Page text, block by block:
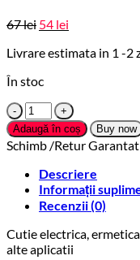
67lei Prețul
a
67 lei.
54 lei
este:
Livrare estimata in 1 -2
În stoc
Cantitate
Cutie
electrica,
ermetica
cu
12
conectori
pentru
remorci
sau
Adaugă în coș Buy now
Schimb /Retur
Descriere
Informații
Recenzii (0)
Cutie electrica,
alte aplicatii